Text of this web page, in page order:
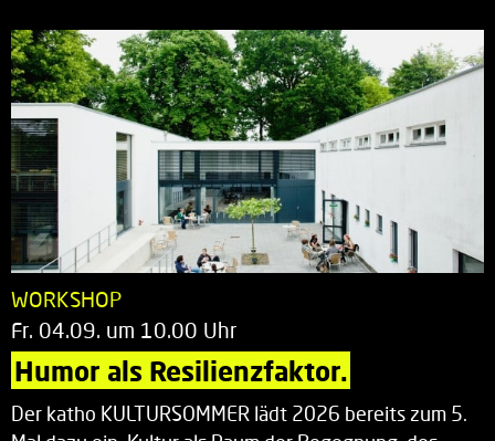
WORKSHOP
Fr. 04.09. um 10.00 Uhr
Humor als Resilienzfaktor.
Der katho KULTURSOMMER lädt 2026 bereits zum 5.